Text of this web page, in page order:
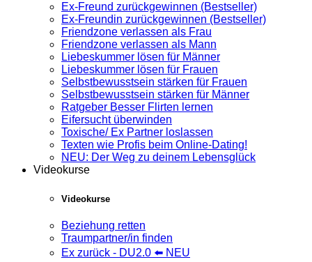
Ex-Freund zurückgewinnen (Bestseller)
Ex-Freundin zurückgewinnen (Bestseller)
Friendzone verlassen als Frau
Friendzone verlassen als Mann
Liebeskummer lösen für Männer
Liebeskummer lösen für Frauen
Selbstbewusstsein stärken für Frauen
Selbstbewusstsein stärken für Männer
Ratgeber Besser Flirten lernen
Eifersucht überwinden
Toxische/ Ex Partner loslassen
Texten wie Profis beim Online-Dating!
NEU: Der Weg zu deinem Lebensglück
Videokurse
Videokurse
Beziehung retten
Traumpartner/in finden
Ex zurück - DU2.0 ⬅️ NEU